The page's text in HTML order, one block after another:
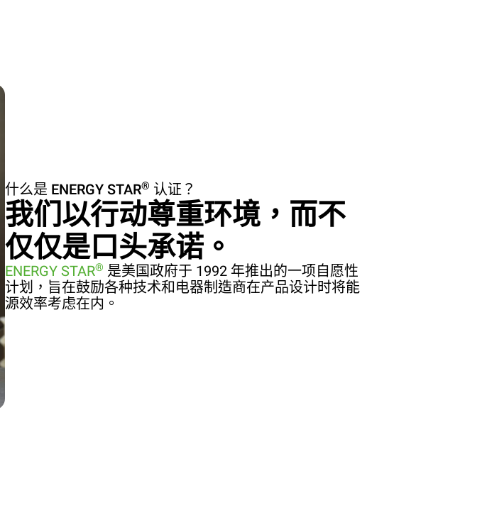
什么是 ENERGY STAR® 认证？
我们以行动尊重环境，而不
仅仅是口头承诺。
ENERGY STAR® 是美国政府于 1992 年推出的一项自愿性
计划，旨在鼓励各种技术和电器制造商在产品设计时将能
源效率考虑在内。